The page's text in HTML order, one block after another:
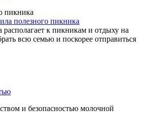
полезного пикника
располагает к пикникам и отдыху на
всю семью и поскорее отправиться